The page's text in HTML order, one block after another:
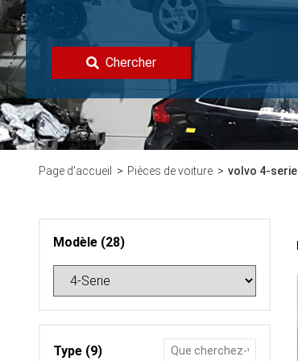
Chercher
Page d'accueil Pièces de voiture volvo 4-serie
Modèle (28)
Type (9)